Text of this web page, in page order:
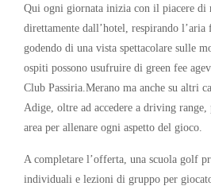
Qui ogni giornata inizia con il piacere di
direttamente dall’hotel, respirando l’aria
godendo di una vista spettacolare sulle
ospiti possono usufruire di green fee
Club Passiria.Merano ma anche su altri
Adige, oltre ad accedere a driving
area per allenare ogni aspetto del gioco.
A completare l’offerta, una scuola golf
individuali e lezioni di gruppo per